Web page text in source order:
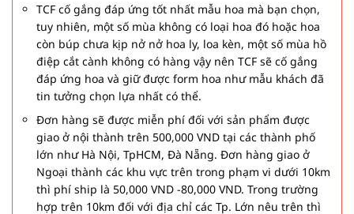
TCF cố gắng đáp ứng tốt nhất mẫu hoa mà bạn chọn,
tuy nhiên, một số mùa không có loại hoa đó hoặc hoa
còn búp chưa kịp nở nở hoa ly, loa kèn, một số mùa hồ
điệp cắt cành không có hàng vậy nên TCF sẽ cố gắng
đáp ứng hoa và giữ được form hoa như mẫu khách đã
tin tưởng chọn lựa nhất có thể.
Đơn hàng sẽ được miễn phí đối với sản phẩm được
giao ở nội thành trên 500,000 VND tại các thành phố
lớn như Hà Nội, TpHCM, Đà Nẵng. Đơn hàng giao ở
Ngoại thành các khu vực trên trong phạm vi dưới 10km
thì phí ship là 50,000 VND -80,000 VND. Trong trường
hợp trên 10km đối với địa chỉ các Tp. Lớn nêu trên thì